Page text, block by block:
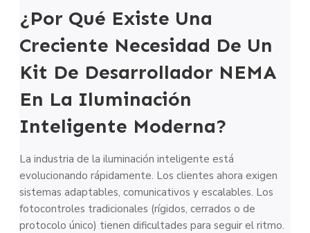
¿Por Qué Existe Una
Creciente Necesidad De Un
Kit De Desarrollador NEMA
En La Iluminación
Inteligente Moderna?
La industria de la iluminación inteligente está
evolucionando rápidamente. Los clientes ahora exigen
sistemas adaptables, comunicativos y escalables. Los
fotocontroles tradicionales (rígidos, cerrados o de
protocolo único) tienen dificultades para seguir el ritmo.